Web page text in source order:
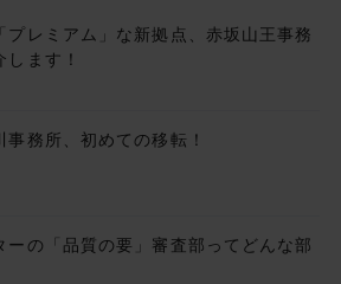
プレミアム」な新拠点、赤坂山王事務
します！
事務所、初めての移転！
ーの「品質の要」審査部ってどんな部